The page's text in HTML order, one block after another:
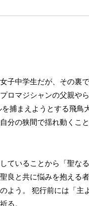
子中学生だが、その裏
ロマジシャンの父親や
捕まえようとする飛鳥
分の狭間で揺れ動くこ
ていることから「聖な
良と共に悩みを抱える
よう。 犯行前には「主
る。